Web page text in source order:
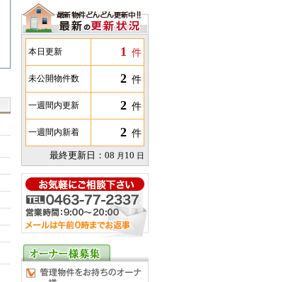
本日更新 1 件
未公開物件数 2 件
一週間内更新 2 件
一週間内新着 2 件
最終更新日：08 月10 日